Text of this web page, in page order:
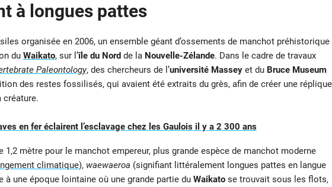
à longues pattes
organisée en 2006, un ensemble géant d’ossements de manchot préhistorique
du Waikato, sur l’île du Nord de la Nouvelle-Zélande. Dans le cadre de travaux
Paleontology, des chercheurs de l’université Masseyet du Bruce Museum
des restes fossilisés, qui avaient été extraits du grès, afin de créer une réplique
créature.
en fer éclairent l’esclavage chez les Gaulois il y a 2 300 ans
1,2 mètre pour le manchot empereur, plus grande espèce de manchot moderne
climatique), waewaeroa (signifiant littéralement longues pattes en langue
à une époque lointaine où une grande partie du Waikato se trouvait sous les flots,